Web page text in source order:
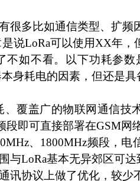
很多比如通信类型、扩
说LoRa可以使用XX年，
不如不看。以下功耗参
身耗电的因素，但还是
、覆盖广的物联网通信技
段即可直接部署在GSM网
、 1800MHz频段，电
与LoRa基本无异郊区可
讯协议上做了优化，较